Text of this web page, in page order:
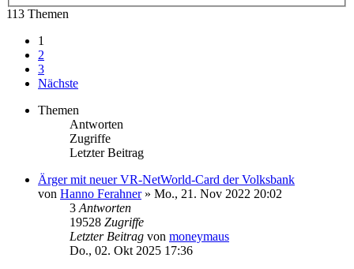
113 Themen
1
2
3
Nächste
Themen
Antworten
Zugriffe
Letzter Beitrag
Ärger mit neuer VR-NetWorld-Card der Volksbank
von Hanno Ferahner» Mo., 21. Nov 2022 20:02
3 Antworten
19528 Zugriffe
Letzter Beitrag von moneymaus
Do., 02. Okt 2025 17:36